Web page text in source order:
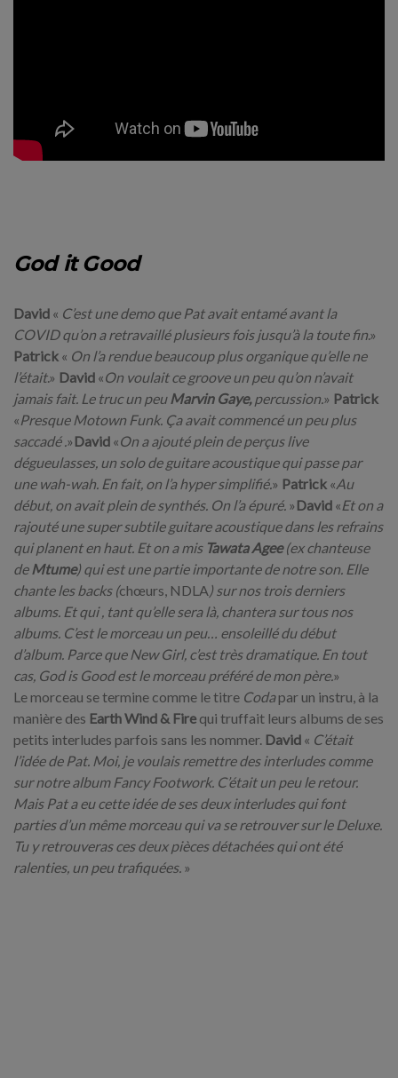
God it Good
David « C’est une demo que Pat avait entamé avant la
COVID qu’on a retravaillé plusieurs fois jusqu’à la toute fin.»
Patrick « On l’a rendue beaucoup plus organique qu’elle ne
l’était.» David «On voulait ce groove un peu qu’on n’avait
jamais fait. Le truc un peu Marvin Gaye,percussion.» Patrick
«Presque Motown Funk. Ça avait commencé un peu plus
saccadé .» David «On a ajouté plein de perçus live
dégueulasses, un solo de guitare acoustique qui passe par
une wah-wah. En fait, on l’a hyper simplifié.» Patrick «Au
début, on avait plein de synthés. On l’a épuré. » David «Et on a
rajouté une super subtile guitare acoustique dans les refrains
qui planent en haut. Et on a mis Tawata Agee(ex chanteuse
de Mtume) qui est une partie importante de notre son. Elle
chante les backs (chœurs, NDLA) sur nos trois derniers
albums. Et qui , tant qu’elle sera là, chantera sur tous nos
albums. C’est le morceau un peu… ensoleillé du début
d’album. Parce que New Girl, c’est très dramatique. En tout
cas, God is Good est le morceau préféré de mon père.»
Le morceau se termine comme le titre Codapar un instru, à la
manière des Earth Wind & Fire qui truffait leurs albums de ses
petits interludes parfois sans les nommer. David « C’était
l’idée de Pat. Moi, je voulais remettre des interludes comme
sur notre album Fancy Footwork. C’était un peu le retour.
Mais Pat a eu cette idée de ses deux interludes qui font
parties d’un même morceau qui va se retrouver sur le Deluxe.
Tu y retrouveras ces deux pièces détachées qui ont été
ralenties, un peu trafiquées. »